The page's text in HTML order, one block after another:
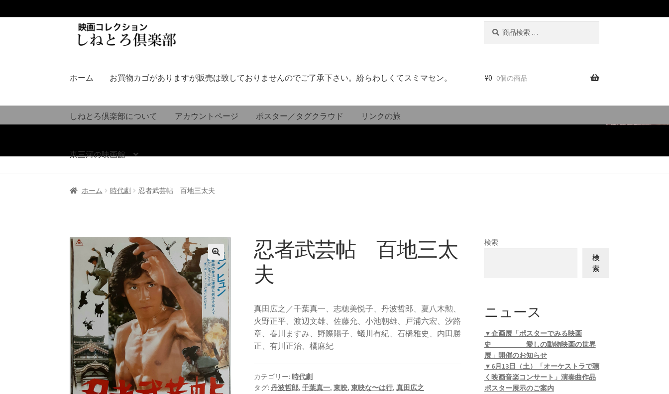
シ
へ
ス
ッ
ツ
キ
ッ
ホーム お買物カゴがありますが販売は致しておりませんのでご了承下さい。紛らわしくてスミマセン。
しねとろ倶楽部について アカウントページ ポスター／タグクラウド リンクの旅
東三河の映画館
¥0 0個の商品
ホーム 時代劇 忍者武芸帖 百地三太夫
忍者武芸帖 百地三太
夫
真田広之／千葉真一、志穂美悦子、丹波哲郎、夏八木勲、
火野正平、渡辺文雄、佐藤允、小池朝雄、戸浦六宏、汐路
章、春川ますみ、野際陽子、蟻川有紀、石橋雅史、内田勝
正、有川正治、橘麻紀
カテゴリー:時代劇
タグ:丹波哲郎,千葉真一,東映,東映な〜は行,真田広之
検索
検
索
ニュース
▼企画展「ポスターでみる映画
史 愛しの動物映画の世界
展」開催のお知らせ
▼6月13日（土）「オーケストラで聴
く映画音楽コンサート」演奏曲作品
ポスター展示のご案内